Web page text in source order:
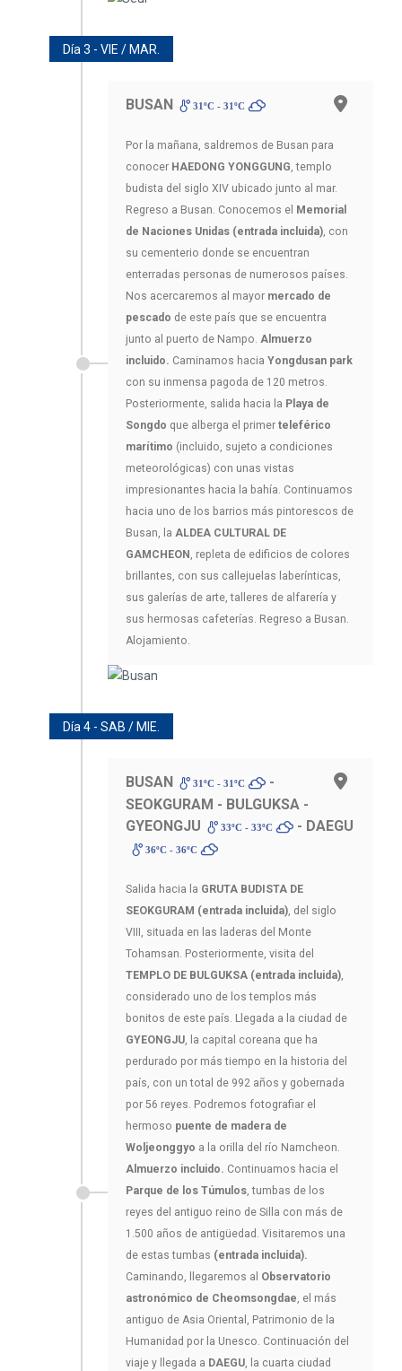
Día 3 - VIE / MAR.
BUSAN 31ºC - 31ºC
Por la mañana, saldremos de Busan para
conocer HAEDONG YONGGUNG, templo
budista del siglo XIV ubicado junto al mar.
Regreso a Busan. Conocemos el Memorial
de Naciones Unidas (entrada incluida), con
su cementerio donde se encuentran
enterradas personas de numerosos países.
Nos acercaremos al mayor mercado de
pescado de este país que se encuentra
junto al puerto de Nampo. Almuerzo
incluido. Caminamos hacia Yongdusan park
con su inmensa pagoda de 120 metros.
Posteriormente, salida hacia la Playa de
Songdo que alberga el primer teleférico
marítimo (incluido, sujeto a condiciones
meteorológicas) con unas vistas
impresionantes hacia la bahía. Continuamos
hacia uno de los barrios más pintorescos de
Busan, la ALDEA CULTURAL DE
GAMCHEON , repleta de edificios de colores
brillantes, con sus callejuelas laberínticas,
sus galerías de arte, talleres de alfarería y
sus hermosas cafeterías. Regreso a Busan.
Alojamiento.
Día 4 - SAB / MIE.
BUSAN 31ºC - 31ºC
-
SEOKGURAM - BULGUKSA -
GYEONGJU
33ºC - 33ºC - DAEGU
36ºC - 36ºC
Salida hacia la GRUTA BUDISTA DE
SEOKGURAM (entrada incluida), del siglo
VIII, situada en las laderas del Monte
Tohamsan. Posteriormente, visita del
TEMPLO DE BULGUKSA (entrada incluida),
considerado uno de los templos más
bonitos de este país. Llegada a la ciudad de
GYEONGJU, la capital coreana que ha
perdurado por más tiempo en la historia del
país, con un total de 992 años y gobernada
por 56 reyes. Podremos fotografiar el
hermoso puente de madera de
Woljeonggyo a la orilla del río Namcheon.
Almuerzo incluido. Continuamos hacia el
Parque de los Túmulos, tumbas de los
reyes del antiguo reino de Silla con más de
1.500 años de antigüedad. Visitaremos una
de estas tumbas (entrada incluida).
Caminando, llegaremos al Observatorio
astronómico de Cheomsongdae, el más
antiguo de Asia Oriental, Patrimonio de la
Humanidad por la Unesco. Continuación del
viaje y llegada a DAEGU, la cuarta ciudad